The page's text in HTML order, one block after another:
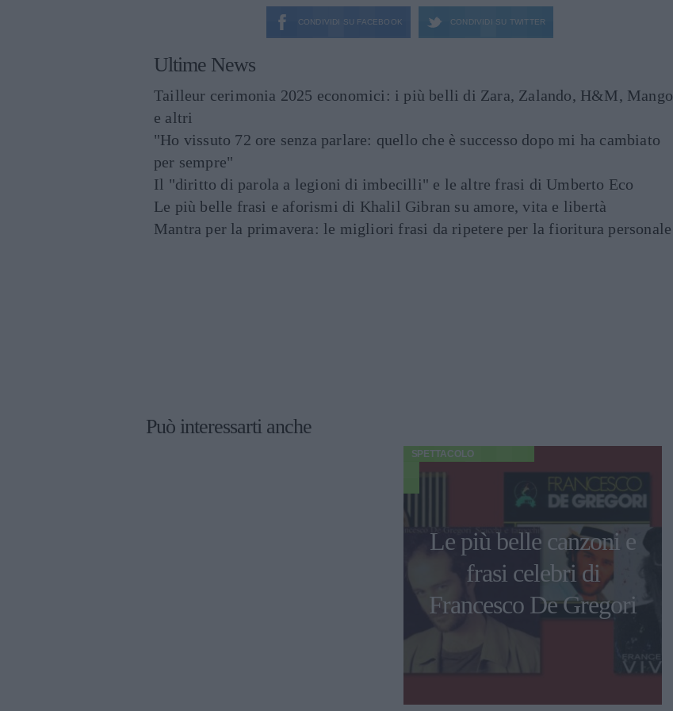
CONDIVIDI SU FACEBOOK CONDIVIDI SU TWITTER
Ultime News
Tailleur cerimonia 2025 economici: i più belli di Zara, Zalando, H&M, Mango
e altri
"Ho vissuto 72 ore senza parlare: quello che è successo dopo mi ha cambiato
per sempre"
Il "diritto di parola a legioni di imbecilli" e le altre frasi di Umberto Eco
Le più belle frasi e aforismi di Khalil Gibran su amore, vita e libertà
Mantra per la primavera: le migliori frasi da ripetere per la fioritura personale
Può interessarti anche
SPETTACOLO
Le più belle canzoni e
frasi celebri di
Francesco De Gregori